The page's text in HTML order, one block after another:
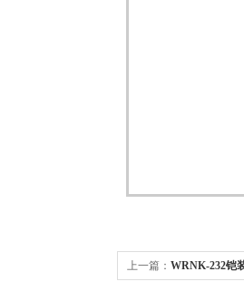
上一篇： WRNK-232铠